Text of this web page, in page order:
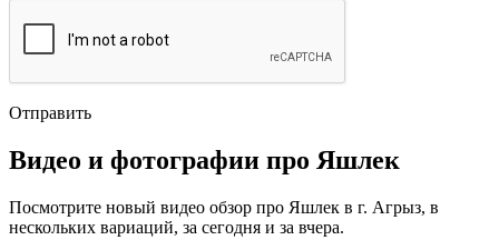
Отправить
Видео и фотографии про Яшлек
Посмотрите новый видео обзор про Яшлек в г. Агрыз, в
нескольких вариаций, за сегодня и за вчера.